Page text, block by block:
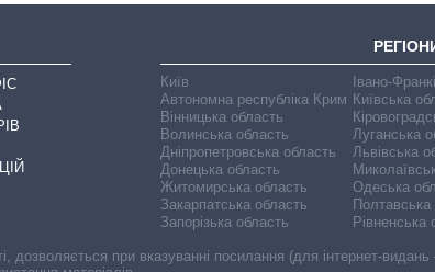
Київ
Автономна республіка Крим
Вінницька область
Волинська область
Дніпропетровська область
Донецька область
Житомирська область
Закарпатська область
Запорізька область
Івано-
Київська
Луганська
Львівська
Одеська
Полтавська
Рівненська
дозволяється при вказуванні посилання (для інтернет-